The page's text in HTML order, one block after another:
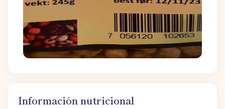
Información nutricional